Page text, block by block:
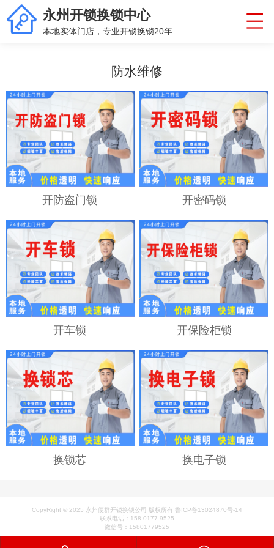
永州开锁换锁中心
本地实体门店，专业开锁换锁20年
防水维修
开防盗门锁 开密码锁
开车锁 开保险柜锁
换锁芯 换电子锁
CopyRight © 2025 永州便群开锁换锁公司 版权所有 鲁ICP备13024870号-14
联系电话：158-0177-9525
微信号：15801779525